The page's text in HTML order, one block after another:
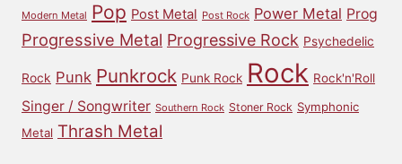
Modern Metal Pop Post Metal Post Rock Power Metal Prog
Progressive Metal Progressive Rock Psychedelic
Rock Punk Punkrock Punk Rock Rock Rock'n'Roll
Singer / Songwriter Southern Rock Stoner Rock Symphonic
Metal Thrash Metal